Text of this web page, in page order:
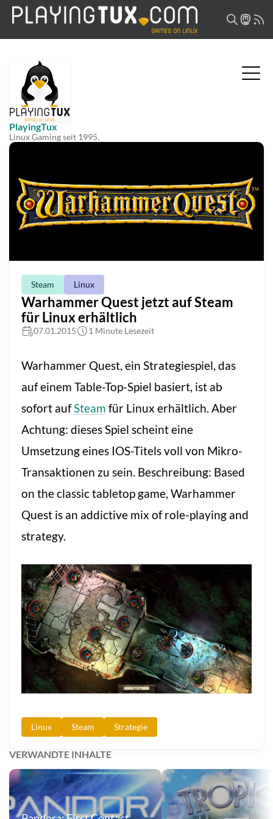
PlayingTux
Linux Gaming seit 1995.
Steam Linux
Warhammer Quest jetzt auf Steam
für Linux erhältlich
07.01.2015 1 Minute Lesezeit
Warhammer Quest, ein Strategiespiel, das
auf einem Table-Top-Spiel basiert, ist ab
sofort aufSteam für Linux erhältlich. Aber
Achtung: dieses Spiel scheint eine
Umsetzung eines IOS-Titels voll von Mikro-
Transaktionen zu sein. Beschreibung: Based
on the classic tabletop game, Warhammer
Quest is an addictive mix of role-playing and
strategy.
Linux Steam Strategie
VERWANDTE INHALTE